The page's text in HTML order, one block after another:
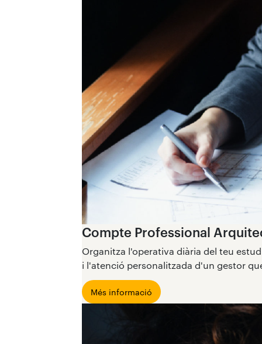
Compte Professional
Organitza l'operativa diària del teu
i l'atenció personalitzada d'un gestor
Més informació